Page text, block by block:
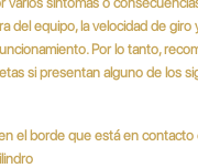
del equipo, la velocidad de
Por lo tanto,
si presentan alguno de los
el borde que está en contacto